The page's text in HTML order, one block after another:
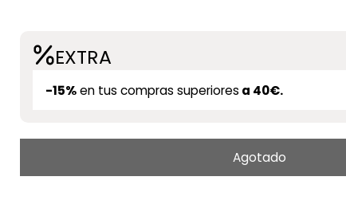
EXTRA
-15%en tus compras superiores a 40€.
Agotado